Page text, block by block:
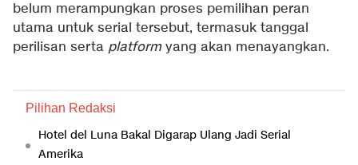
belum merampungkan proses pemilihan peran
utama untuk serial tersebut, termasuk tanggal
perilisan serta platformyang akan menayangkan.
Pilihan Redaksi
Hotel del Luna Bakal Digarap Ulang Jadi Serial
Amerika